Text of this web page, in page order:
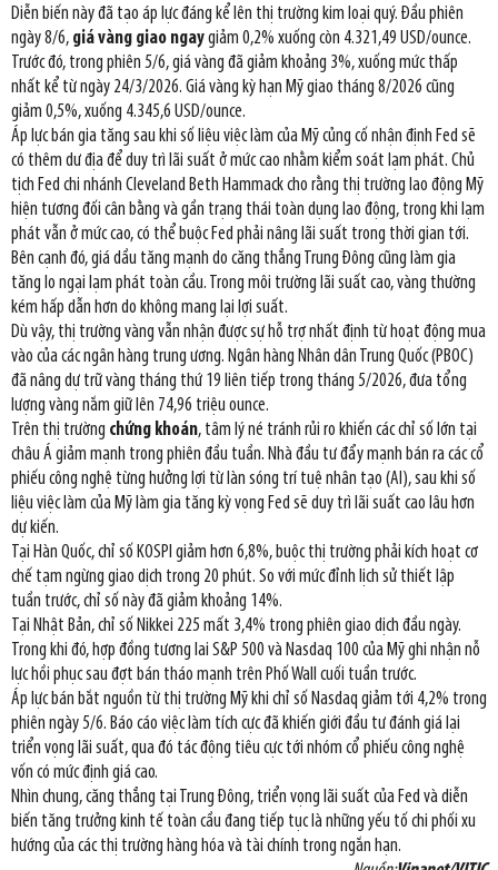
Diễn biến này đã tạo áp lực đáng kể lên thị trường kim loại quý. Đầu phiên
ngày 8/6, giá vàng giao ngaygiảm 0,2% xuống còn 4.321,49 USD/ounce.
Trước đó, trong phiên 5/6, giá vàng đã giảm khoảng 3%, xuống mức thấp
nhất kể từ ngày 24/3/2026. Giá vàng kỳ hạn Mỹ giao tháng 8/2026 cũng
giảm 0,5%, xuống 4.345,6 USD/ounce.
Áp lực bán gia tăng sau khi số liệu việc làm của Mỹ củng cố nhận định Fed sẽ
có thêm dư địa để duy trì lãi suất ở mức cao nhằm kiểm soát lạm phát. Chủ
tịch Fed chi nhánh Cleveland Beth Hammack cho rằng thị trường lao động Mỹ
hiện tương đối cân bằng và gần trạng thái toàn dụng lao động, trong khi lạm
phát vẫn ở mức cao, có thể buộc Fed phải nâng lãi suất trong thời gian tới.
Bên cạnh đó, giá dầu tăng mạnh do căng thẳng Trung Đông cũng làm gia
tăng lo ngại lạm phát toàn cầu. Trong môi trường lãi suất cao, vàng thường
kém hấp dẫn hơn do không mang lại lợi suất.
Dù vậy, thị trường vàng vẫn nhận được sự hỗ trợ nhất định từ hoạt động mua
vào của các ngân hàng trung ương. Ngân hàng Nhân dân Trung Quốc (PBOC)
đã nâng dự trữ vàng tháng thứ 19 liên tiếp trong tháng 5/2026, đưa tổng
lượng vàng nắm giữ lên 74,96 triệu ounce.
Trên thị trường chứng khoán, tâm lý né tránh rủi ro khiến các chỉ số lớn tại
châu Á giảm mạnh trong phiên đầu tuần. Nhà đầu tư đẩy mạnh bán ra các cổ
phiếu công nghệ từng hưởng lợi từ làn sóng trí tuệ nhân tạo (AI), sau khi số
liệu việc làm của Mỹ làm gia tăng kỳ vọng Fed sẽ duy trì lãi suất cao lâu hơn
dự kiến.
Tại Hàn Quốc, chỉ số KOSPI giảm hơn 6,8%, buộc thị trường phải kích hoạt cơ
chế tạm ngừng giao dịch trong 20 phút. So với mức đỉnh lịch sử thiết lập
tuần trước, chỉ số này đã giảm khoảng 14%.
Tại Nhật Bản, chỉ số Nikkei 225 mất 3,4% trong phiên giao dịch đầu ngày.
Trong khi đó, hợp đồng tương lai S&P 500 và Nasdaq 100 của Mỹ ghi nhận nỗ
lực hồi phục sau đợt bán tháo mạnh trên Phố Wall cuối tuần trước.
Áp lực bán bắt nguồn từ thị trường Mỹ khi chỉ số Nasdaq giảm tới 4,2% trong
phiên ngày 5/6. Báo cáo việc làm tích cực đã khiến giới đầu tư đánh giá lại
triển vọng lãi suất, qua đó tác động tiêu cực tới nhóm cổ phiếu công nghệ
vốn có mức định giá cao.
Nhìn chung, căng thẳng tại Trung Đông, triển vọng lãi suất của Fed và diễn
biến tăng trưởng kinh tế toàn cầu đang tiếp tục là những yếu tố chi phối xu
hướng của các thị trường hàng hóa và tài chính trong ngắn hạn.